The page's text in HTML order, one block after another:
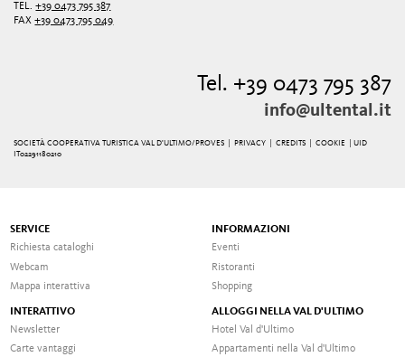
TEL.+39 0473 795 387
FAX+39 0473 795 049
Tel. +39 0473 795 387
info@ultental.it
SOCIETÀ COOPERATIVA TURISTICA VAL D'ULTIMO/PROVES | PRIVACY |CREDITS |COOKIE
| UID
IT02291180210
SERVICE
Richiesta cataloghi
Webcam
Mappa interattiva
INFORMAZIONI
Eventi
Ristoranti
Shopping
INTERATTIVO
Newsletter
Carte vantaggi
ALLOGGI NELLA VAL D'ULTIMO
Hotel Val d'Ultimo
Appartamenti nella Val d'Ultimo